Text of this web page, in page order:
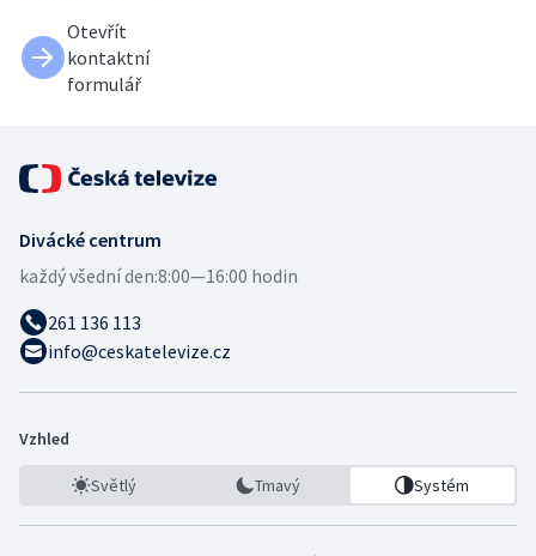
Otevřít
kontaktní
formulář
Divácké centrum
každý všední den:8:00—16:00 hodin
261 136 113
info@ceskatelevize.cz
Vzhled
Světlý Tmavý Systém